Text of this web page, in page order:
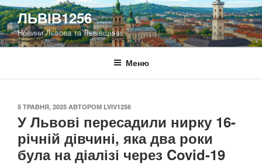
Перейти
до
вмісту
ЛЬВІВ1256
Новини Львова та Львівщини
Меню
ОПУБЛІКОВАНО
5 ТРАВНЯ, 2025 АВТОРОМ LVIV1256
У Львові пересадили нирку 16-
річній дівчині, яка два роки
була на діалізі через Covid-19